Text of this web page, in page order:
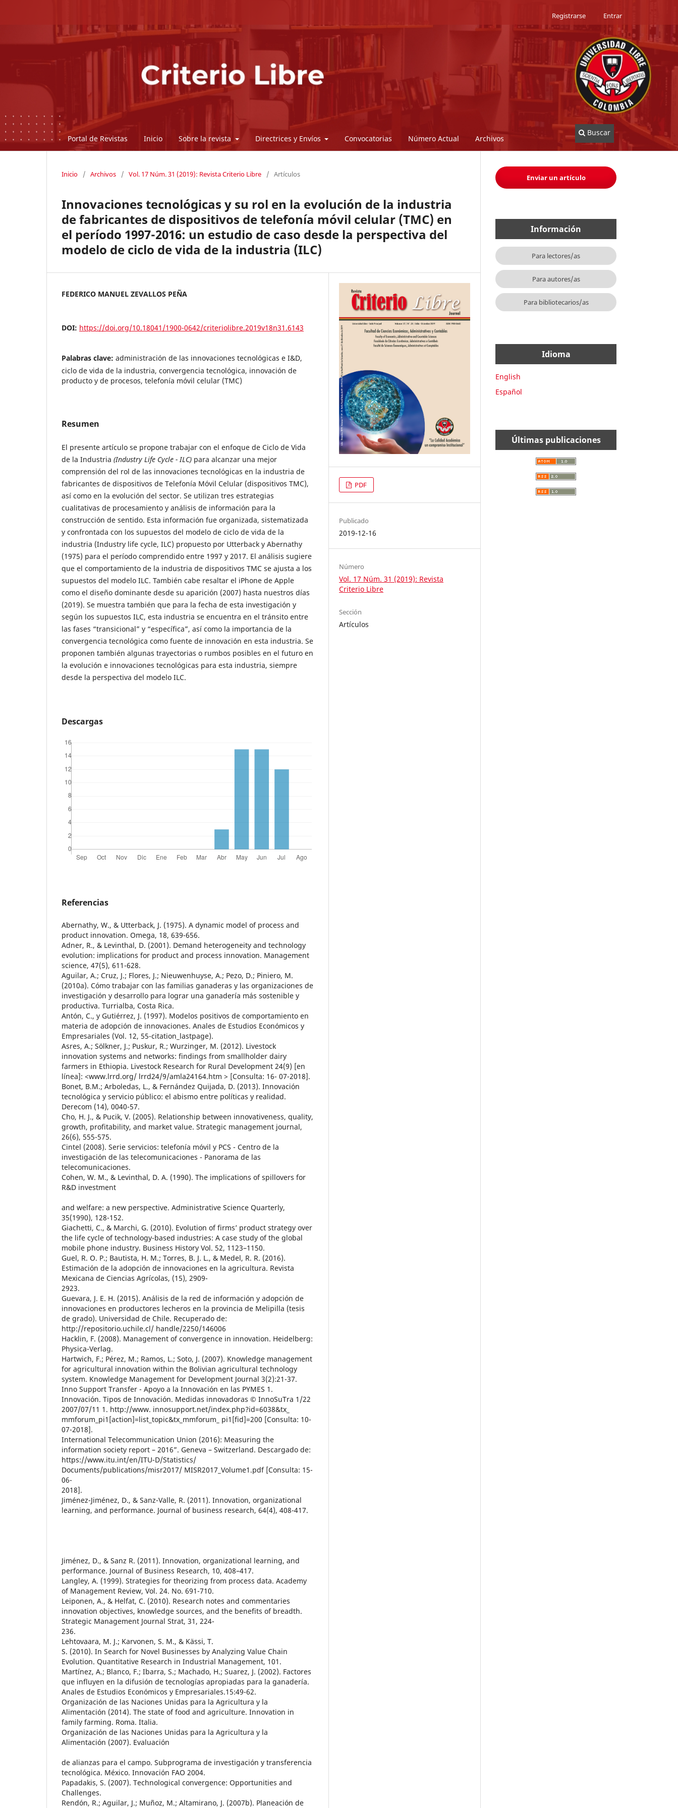
Portal de Revistas Inicio Sobre la revista Directrices y Envíos Convocatorias Número Actual Archivos
Buscar
Registrarse Entrar
Inicio / Archivos / Vol. 17 Núm. 31 (2019): Revista Criterio Libre / Artículos
Innovaciones tecnológicas y su rol en la evolución de la industria
de fabricantes de dispositivos de telefonía móvil celular (TMC) en
el período 1997-2016: un estudio de caso desde la perspectiva del
modelo de ciclo de vida de la industria (ILC)
FEDERICO MANUEL ZEVALLOS PEÑA
DOI: https://doi.org/10.18041/1900-0642/criteriolibre.2019v18n31.6143
Palabras clave: administración de las innovaciones tecnológicas e I&D,
ciclo de vida de la industria, convergencia tecnológica, innovación de
producto y de procesos, telefonía móvil celular (TMC)
Resumen
El presente artículo se propone trabajar con el enfoque de Ciclo de Vida
de la Industria (Industry Life Cycle -ILC) para alcanzar una mejor
comprensión del rol de las innovaciones tecnológicas en la industria de
fabricantes de dispositivos de Telefonía Móvil Celular (dispositivos TMC),
así como en la evolución del sector. Se utilizan tres estrategias
cualitativas de procesamiento y análisis de información para la
construcción de sentido. Esta información fue organizada, sistematizada
y confrontada con los supuestos del modelo de ciclo de vida de la
industria (Industry life cycle, ILC) propuesto por Utterback y Abernathy
(1975) para el período comprendido entre 1997 y 2017. El análisis sugiere
que el comportamiento de la industria de dispositivos TMC se ajusta a los
supuestos del modelo ILC. También cabe resaltar el iPhone de Apple
como el diseño dominante desde su aparición (2007) hasta nuestros días
(2019). Se muestra también que para la fecha de esta investigación y
según los supuestos ILC, esta industria se encuentra en el tránsito entre
las fases “transicional” y “específica”, así como la importancia de la
convergencia tecnológica como fuente de innovación en esta industria. Se
proponen también algunas trayectorias o rumbos posibles en el futuro en
la evolución e innovaciones tecnológicas para esta industria, siempre
desde la perspectiva del modelo ILC.
Descargas
Referencias
Abernathy, W., & Utterback, J. (1975). A dynamic model of process and
product innovation. Omega, 18, 639-656.
Adner, R., & Levinthal, D. (2001). Demand heterogeneity and technology
evolution: implications for product and process innovation. Management
science, 47(5), 611-628.
Aguilar, A.; Cruz, J.; Flores, J.; Nieuwenhuyse, A.; Pezo, D.; Piniero, M.
(2010a). Cómo trabajar con las familias ganaderas y las organizaciones de
investigación y desarrollo para lograr una ganadería más sostenible y
productiva. Turrialba, Costa Rica.
Antón, C., y Gutiérrez, J. (1997). Modelos positivos de comportamiento en
materia de adopción de innovaciones. Anales de Estudios Económicos y
Empresariales (Vol. 12, 55-citation_lastpage).
Asres, A.; Sölkner, J.; Puskur, R.; Wurzinger, M. (2012). Livestock
innovation systems and networks: findings from smallholder dairy
farmers in Ethiopia. Livestock Research for Rural Development 24(9) [en
línea]: <www.lrrd.org/ lrrd24/9/amla24164.htm > [Consulta: 16- 07-2018].
Bonet, B.M.; Arboledas, L., & Fernández Quijada, D. (2013). Innovación
tecnológica y servicio público: el abismo entre políticas y realidad.
Derecom (14), 0040-57.
Cho, H. J., & Pucik, V. (2005). Relationship between innovativeness, quality,
growth, profitability, and market value. Strategic management journal,
26(6), 555-575.
Cintel (2008). Serie servicios: telefonía móvil y PCS - Centro de la
investigación de las telecomunicaciones - Panorama de las
telecomunicaciones.
Cohen, W. M., & Levinthal, D. A. (1990). The implications of spillovers for
R&D investment
and welfare: a new perspective. Administrative Science Quarterly,
35(1990), 128-152.
Giachetti, C., & Marchi, G. (2010). Evolution of firms’ product strategy over
the life cycle of technology-based industries: A case study of the global
mobile phone industry. Business History Vol. 52, 1123–1150.
Guel, R. O. P.; Bautista, H. M.; Torres, B. J. L., & Medel, R. R. (2016).
Estimación de la adopción de innovaciones en la agricultura. Revista
Mexicana de Ciencias Agrícolas, (15), 2909-
2923.
Guevara, J. E. H. (2015). Análisis de la red de información y adopción de
innovaciones en productores lecheros en la provincia de Melipilla (tesis
de grado). Universidad de Chile. Recuperado de:
http://repositorio.uchile.cl/ handle/2250/146006
Hacklin, F. (2008). Management of convergence in innovation. Heidelberg:
Physica-Verlag.
Hartwich, F.; Pérez, M.; Ramos, L.; Soto, J. (2007). Knowledge management
for agricultural innovation within the Bolivian agricultural technology
system. Knowledge Management for Development Journal 3(2):21-37.
Inno Support Transfer - Apoyo a la Innovación en las PYMES 1.
Innovación. Tipos de Innovación. Medidas innovadoras © InnoSuTra 1/22
2007/07/11 1. http://www. innosupport.net/index.php?id=6038&tx_
mmforum_pi1[action]=list_topic&tx_mmforum_ pi1[fid]=200 [Consulta: 10-
07-2018].
International Telecommunication Union (2016): Measuring the
information society report – 2016”. Geneva – Switzerland. Descargado de:
https://www.itu.int/en/ITU-D/Statistics/
Documents/publications/misr2017/ MISR2017_Volume1.pdf [Consulta: 15-
06-
2018].
Jiménez-Jiménez, D., & Sanz-Valle, R. (2011). Innovation, organizational
learning, and performance. Journal of business research, 64(4), 408-417.
Jiménez, D., & Sanz R. (2011). Innovation, organizational learning, and
performance. Journal of Business Research, 10, 408–417.
Langley, A. (1999). Strategies for theorizing from process data. Academy
of Management Review, Vol. 24. No. 691-710.
Leiponen, A., & Helfat, C. (2010). Research notes and commentaries
innovation objectives, knowledge sources, and the benefits of breadth.
Strategic Management Journal Strat, 31, 224-
236.
Lehtovaara, M. J.; Karvonen, S. M., & Kässi, T.
S. (2010). In Search for Novel Businesses by Analyzing Value Chain
Evolution. Quantitative Research in Industrial Management, 101.
Martínez, A.; Blanco, F.; Ibarra, S.; Machado, H.; Suarez, J. (2002). Factores
que influyen en la difusión de tecnologías apropiadas para la ganadería.
Anales de Estudios Económicos y Empresariales.15:49-62.
Organización de las Naciones Unidas para la Agricultura y la
Alimentación (2014). The state of food and agriculture. Innovation in
family farming. Roma. Italia.
Organización de las Naciones Unidas para la Agricultura y la
Alimentación (2007). Evaluación
de alianzas para el campo. Subprograma de investigación y transferencia
tecnológica. México. Innovación FAO 2004.
Papadakis, S. (2007). Technological convergence: Opportunities and
Challenges.
Rendón, R.; Aguilar, J.; Muñoz, M.; Altamirano, J. (2007b). Planeación de
PDF
Publicado
2019-12-16
Número
Vol. 17 Núm. 31 (2019): Revista
Criterio Libre
Sección
Artículos
Enviar un artículo
Información
Para lectores/as
Para autores/as
Para bibliotecarios/as
Idioma
English
Español
Últimas publicaciones